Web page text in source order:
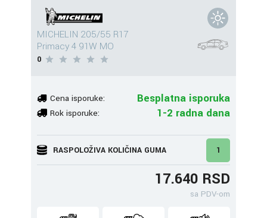
MICHELIN 205/55 R17
Primacy 4 91W MO
0
Cena isporuke: Besplatna isporuka
Rok isporuke: 1-2 radna dana
RASPOLOŽIVA KOLIČINA GUMA 1
17.640 RSD
sa PDV-om